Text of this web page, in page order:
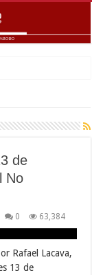
de
No
0 63,384
Rafael Lacava,
13 de